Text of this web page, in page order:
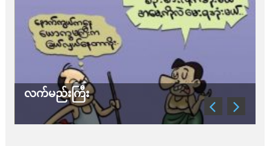
လက်မည်းကြီး